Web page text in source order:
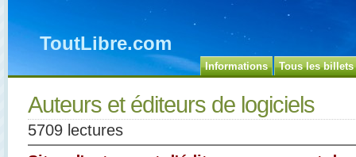
ToutLibre.com
Informations Tous les billets
Auteurs et éditeurs de logiciels
5709 lectures